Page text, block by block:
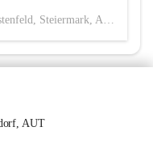
Vorau, 8250, Vorau, Hartberg-Fürstenfeld, Steiermark, AUT
AUT